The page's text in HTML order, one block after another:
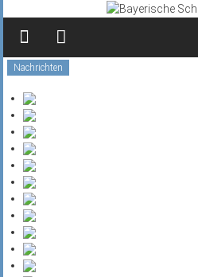
springen
Nachrichten